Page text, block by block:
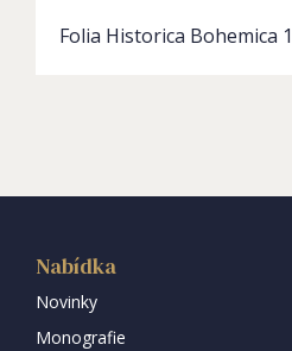
Folia Historica Bohemica
Nabídka
Novinky
Monografie